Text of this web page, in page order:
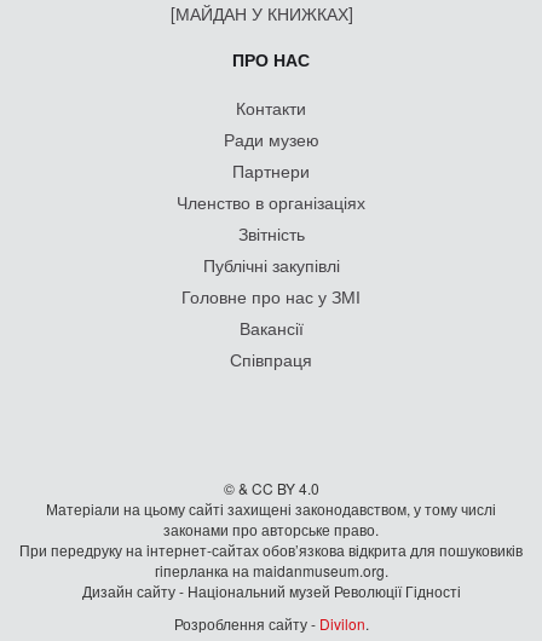
[МАЙДАН У КНИЖКАХ]
ПРО НАС
Контакти
Ради музею
Партнери
Членство в організаціях
Звітність
Публічні закупівлі
Головне про нас у ЗМІ
Вакансії
Співпраця
© & CC BY 4.0
Матеріали на цьому сайті захищені законодавством, у тому числі
законами про авторське право.
При передруку на iнтернет-сайтах обов’язкова відкрита для пошуковиків
гiперланка на maidanmuseum.org.
Дизайн сайту - Національний музей Революції Гідності
Розроблення сайту - Divilon.